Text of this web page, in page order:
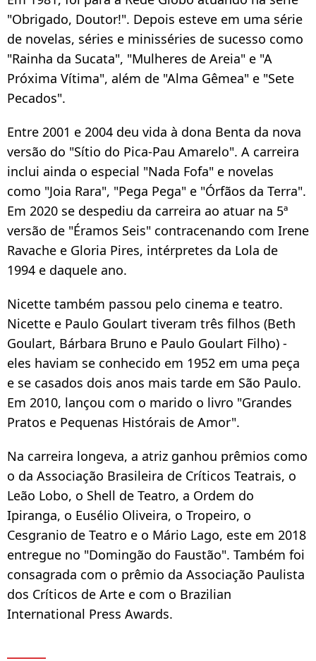
"Obrigado, Doutor!". Depois esteve em uma série
de novelas, séries e minisséries de sucesso como
"Rainha da Sucata", "Mulheres de Areia" e "A
Próxima Vítima", além de "Alma Gêmea" e "Sete
Pecados".
Entre 2001 e 2004 deu vida à dona Benta da nova
versão do "Sítio do Pica-Pau Amarelo". A carreira
inclui ainda o especial "Nada Fofa" e novelas
como "Joia Rara", "Pega Pega" e "Órfãos da Terra".
Em 2020 se despediu da carreira ao atuar na 5ª
versão de "Éramos Seis" contracenando com Irene
Ravache e Gloria Pires, intérpretes da Lola de
1994 e daquele ano.
Nicette também passou pelo cinema e teatro.
Nicette e Paulo Goulart tiveram três filhos (Beth
Goulart, Bárbara Bruno e Paulo Goulart Filho) -
eles haviam se conhecido em 1952 em uma peça
e se casados dois anos mais tarde em São Paulo.
Em 2010, lançou com o marido o livro "Grandes
Pratos e Pequenas Histórais de Amor".
Na carreira longeva, a atriz ganhou prêmios como
o da Associação Brasileira de Críticos Teatrais, o
Leão Lobo, o Shell de Teatro, a Ordem do
Ipiranga, o Eusélio Oliveira, o Tropeiro, o
Cesgranio de Teatro e o Mário Lago, este em 2018
entregue no "Domingão do Faustão". Também foi
consagrada com o prêmio da Associação Paulista
dos Críticos de Arte e com o Brazilian
International Press Awards.